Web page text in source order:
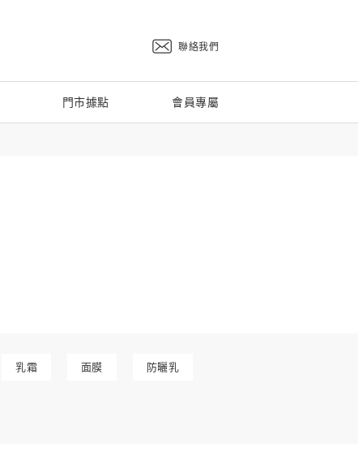
聯絡我們
門市據點 會員專屬
乳霜 面膜 防曬乳